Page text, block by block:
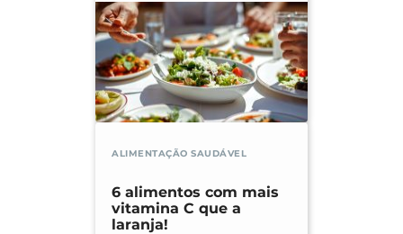
ALIMENTAÇÃO SAUDÁVEL
6 alimentos com mais
vitamina C que a
laranja!